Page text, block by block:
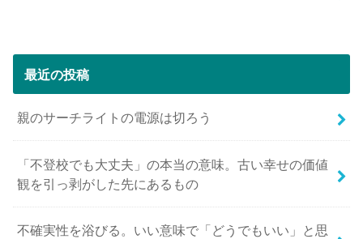
最近の投稿
親のサーチライトの電源は切ろう
「不登校でも大丈夫」の本当の意味。古い幸せの価値
観を引っ剥がした先にあるもの
不確実性を浴びる。いい意味で「どうでもいい」と思